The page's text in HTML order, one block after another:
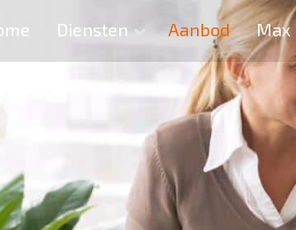
Diensten Aanbod Max